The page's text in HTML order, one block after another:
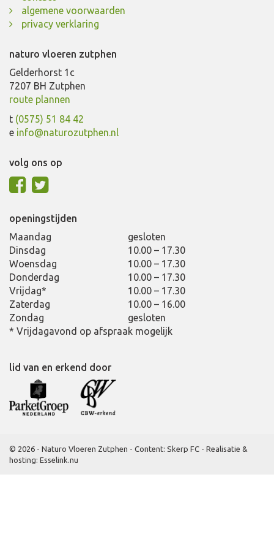
algemene voorwaarden
privacy verklaring
naturo vloeren zutphen
Gelderhorst 1c
7207 BH Zutphen
route plannen
t (0575) 51 84 42
e info@naturozutphen.nl
volg ons op
openingstijden
Maandag
gesloten
Dinsdag
10.00 – 17.30
Woensdag
10.00 – 17.30
Donderdag
10.00 – 17.30
Vrijdag*
10.00 – 17.30
Zaterdag
10.00 – 16.00
Zondag
gesloten
* Vrijdagavond op afspraak mogelijk
lid van en erkend door
© 2026 - Naturo Vloeren Zutphen - Content: Skerp FC - Realisatie &
hosting: Esselink.nu